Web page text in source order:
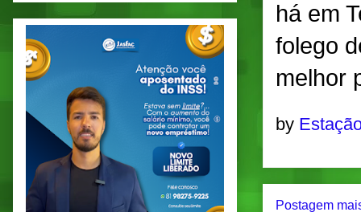
há em
folego
melhor
by
Postagem